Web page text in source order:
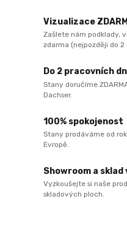
Vizualizace
Zašlete nám podklady,
zdarma (nejpozději do 2
Do 2 pracovních
Stany doručíme
Dachser.
100% spokojenost
Stany prodáváme od
Evropě.
Showroom a sklad
Vyzkoušejte si naše
skladových ploch.